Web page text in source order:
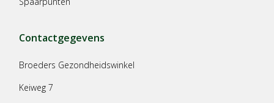
Contactgegevens
Broeders Gezondheidswinkel
Keiweg 7